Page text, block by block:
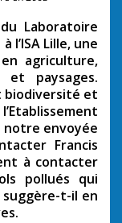
Laboratoire
l’ISA Lille, une
agriculture,
et paysages.
biodiversité et
notre envoyée
Francis
à contacter
pollués qui
t-il en